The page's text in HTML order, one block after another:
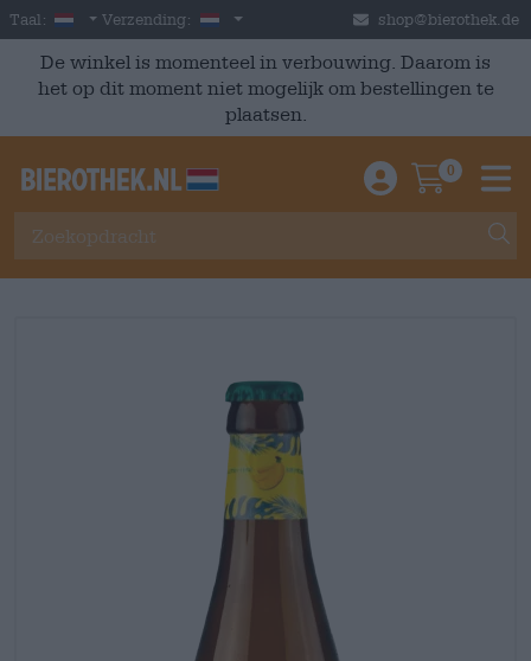
Skip to main content
Taal: Dutch
Verzending: Nederland shop@bierothek.de
De winkel is momenteel in verbouwing. Daarom is
het op dit moment niet mogelijk om bestellingen te
plaatsen.
Einloggen /
0